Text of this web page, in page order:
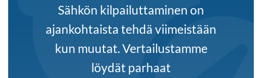
Sähkön kilpailuttaminen on
ajankohtaista tehdä viimeistään
kun muutat. Vertailustamme
löydät parhaat